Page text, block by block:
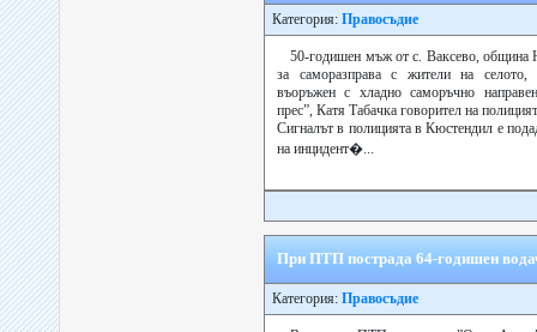
Категория: Правосъдие
50-годишен мъж от с. Ваксево, община
за саморазправа с жители на селото,
въоръжен с хладно саморъчно
прес”, Катя Табачка говорител на
Сигналът в полицията в Кюстендил е
на инцидент�...
При ПТП пострада 64-годишен
Категория: Правосъдие